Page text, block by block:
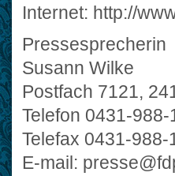
Internet: http://
Pressesprecherin
Susann Wilke
Postfach 7121,
Telefon 0431-988-
Telefax 0431-988-
E-mail: